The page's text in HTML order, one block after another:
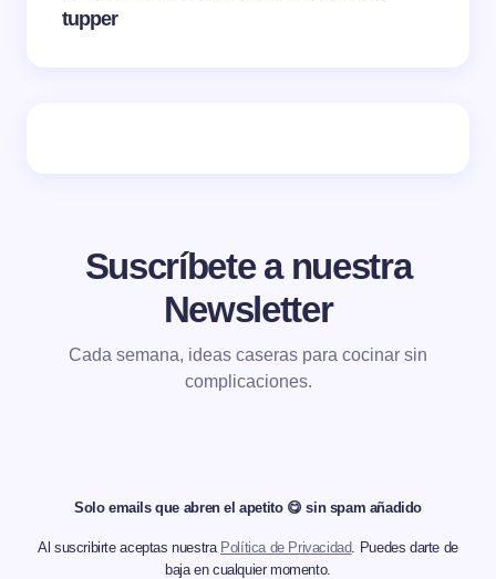
tupper
Suscríbete a nuestra
Newsletter
Cada semana, ideas caseras para cocinar sin
complicaciones.
Solo emails que abren el apetito 😋 sin spam añadido
Al suscribirte aceptas nuestra Política de Privacidad. Puedes darte de
baja en cualquier momento.